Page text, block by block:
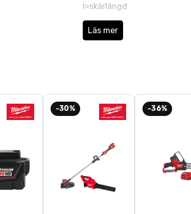
I=skärlängd
L=total längd
Z= antal skär
Läs mer
-30% -36%